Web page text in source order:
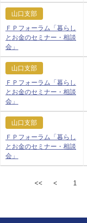
山口支部
ＦＰフォーラム「暮らし
とお金のセミナー・相談
会」
山口支部
ＦＰフォーラム「暮らし
とお金のセミナー・相談
会」
山口支部
ＦＰフォーラム「暮らし
とお金のセミナー・相談
会」
<< < 1